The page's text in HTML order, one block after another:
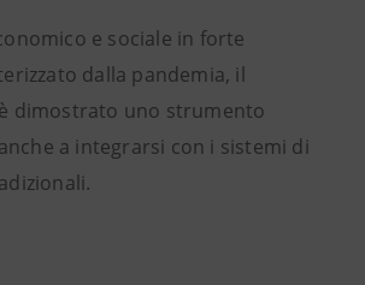
e sociale in forte
dalla pandemia, il
dimostrato uno strumento
a integrarsi con i sistemi di